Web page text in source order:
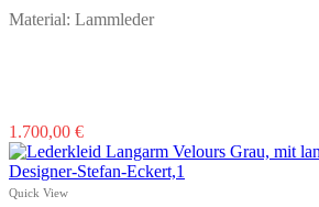
Material: Lammleder
1.700,00 €Dieses
Produkt
weist
Quick View